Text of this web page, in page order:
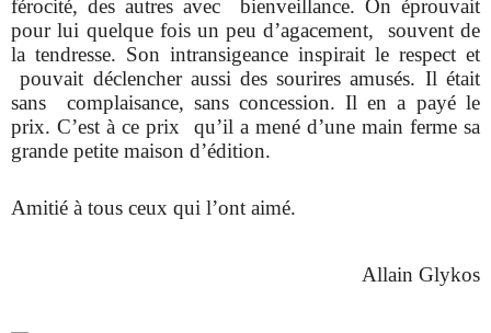
férocité, des autres avec bienveillance. On éprouvait
pour lui quelque fois un peu d’agacement, souvent de
la tendresse. Son intransigeance inspirait le respect et
pouvait déclencher aussi des sourires amusés. Il était
sans complaisance, sans concession. Il en a payé le
prix. C’est à ce prix qu’il a mené d’une main ferme sa
grande petite maison d’édition.
Amitié à tous ceux qui l’ont aimé.
Allain Glykos